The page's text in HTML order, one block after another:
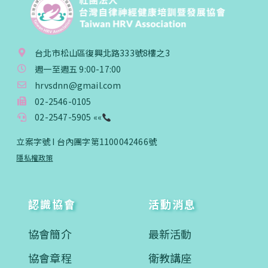
台北市松山區復興北路333號8樓之3
週一至週五 9:00-17:00
hrvsdnn@gmail.com
02-2546-0105
02-2547-5905 ««
立案字號 I 台內團字第1100042466號
隱私權政策
認識協會
協會簡介
協會章程
活動消息
最新活動
衛教講座